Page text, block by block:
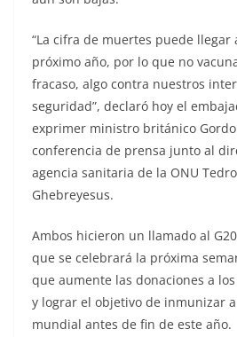
“La cifra de muertes puede llegar
próximo año, por lo que no
fracaso, algo contra nuestros
seguridad”, declaró hoy el
exprimer ministro británico
conferencia de prensa junto al
agencia sanitaria de la ONU
Ghebreyesus.
Ambos hicieron un llamado al
que se celebrará la próxima
que aumente las donaciones a
y lograr el objetivo de inmunizar
mundial antes de fin de este año.